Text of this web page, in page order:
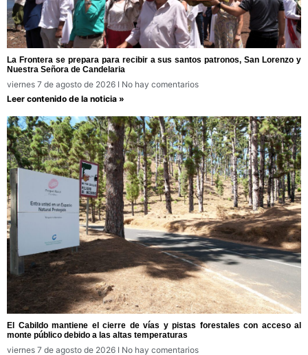
La Frontera se prepara para recibir a sus santos patronos, San Lorenzo y
Nuestra Señora de Candelaria
viernes 7 de agosto de 2026
No hay comentarios
Leer contenido de la noticia »
El Cabildo mantiene el cierre de vías y pistas forestales con acceso al
monte público debido a las altas temperaturas
viernes 7 de agosto de 2026 No hay comentarios